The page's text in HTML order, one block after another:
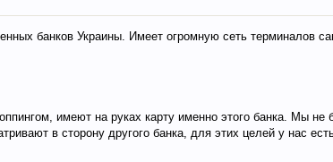
банков Украины. Имеет огромную сеть терминалов
имеют на руках карту именно этого банка. Мы не
в сторону другого банка, для этих целей у нас